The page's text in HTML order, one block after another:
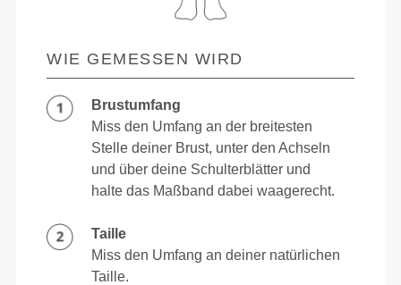
WIE GEMESSEN WIRD
Brustumfang
Miss den Umfang an der breitesten
Stelle deiner Brust, unter den Achseln
und über deine Schulterblätter und
halte das Maßband dabei waagerecht.
Taille
Miss den Umfang an deiner natürlichen
Taille.